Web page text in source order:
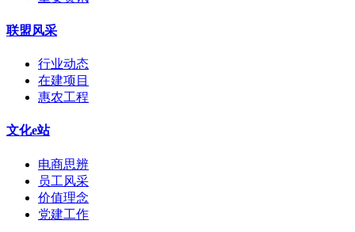
联盟风采
行业动态
在建项目
惠农工程
文化e站
电商思辨
员工风采
价值理念
党建工作